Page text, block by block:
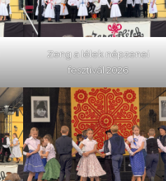
Zeng a lélek népzenei
fesztivál 2026